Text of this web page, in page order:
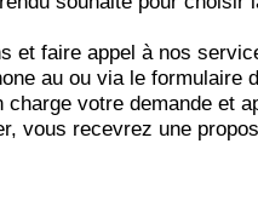
et faire appel à nos
au ou via le formulaire
votre demande et
vous recevrez une